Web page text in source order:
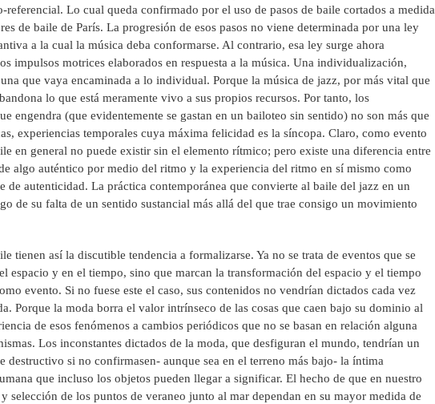
referencial. Lo cual queda confirmado por el uso de pasos de baile cortados a medida
de baile de París. La progresión de esos pasos no viene determinada por una ley
a la cual la música deba conformarse. Al contrario, esa ley surge ahora
impulsos motrices elaborados en respuesta a la música. Una individualización,
que vaya encaminada a lo individual. Porque la música de jazz, por más vital que
lo que está meramente vivo a sus propios recursos. Por tanto, los
engendra (que evidentemente se gastan en un bailoteo sin sentido) no son más que
experiencias temporales cuya máxima felicidad es la síncopa. Claro, como evento
en general no puede existir sin el elemento rítmico; pero existe una diferencia entre
algo auténtico por medio del ritmo y la experiencia del ritmo en sí mismo como
de autenticidad. La práctica contemporánea que convierte al baile del jazz en un
de su falta de un sentido sustancial más allá del que trae consigo un movimiento
tienen así la discutible tendencia a formalizarse. Ya no se trata de eventos que se
espacio y en el tiempo, sino que marcan la transformación del espacio y el tiempo
evento. Si no fuese este el caso, sus contenidos no vendrían dictados cada vez
Porque la moda borra el valor intrínseco de las cosas que caen bajo su dominio al
de esos fenómenos a cambios periódicos que no se basan en relación alguna
Los inconstantes dictados de la moda, que desfiguran el mundo, tendrían un
destructivo si no confirmasen- aunque sea en el terreno más bajo- la íntima
que incluso los objetos pueden llegar a significar. El hecho de que en nuestro
selección de los puntos de veraneo junto al mar dependan en su mayor medida de